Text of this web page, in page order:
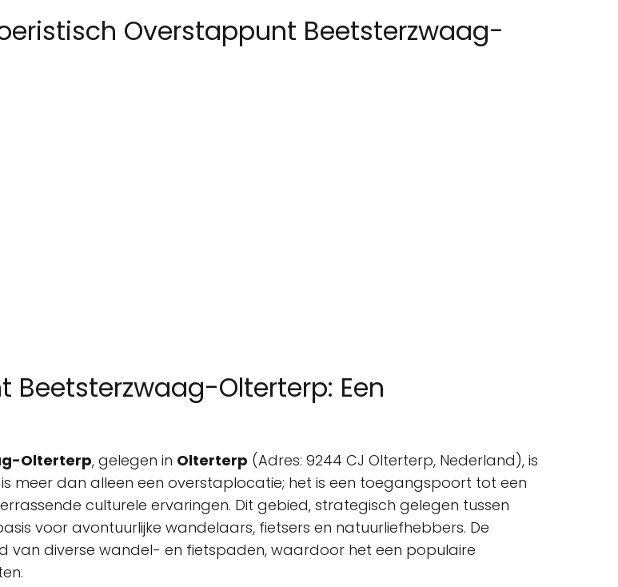
Overstappunt Beetsterzwaag-
Beetsterzwaag-Olterterp: Een
Olterterp, gelegen in Olterterp (Adres: 9244 CJ Olterterp, Nederland), is
meer dan alleen een overstaplocatie; het is een toegangspoort tot een
culturele ervaringen. Dit gebied, strategisch gelegen tussen
voor avontuurlijke wandelaars, fietsers en natuurliefhebbers. De
van diverse wandel- en fietspaden, waardoor het een populaire